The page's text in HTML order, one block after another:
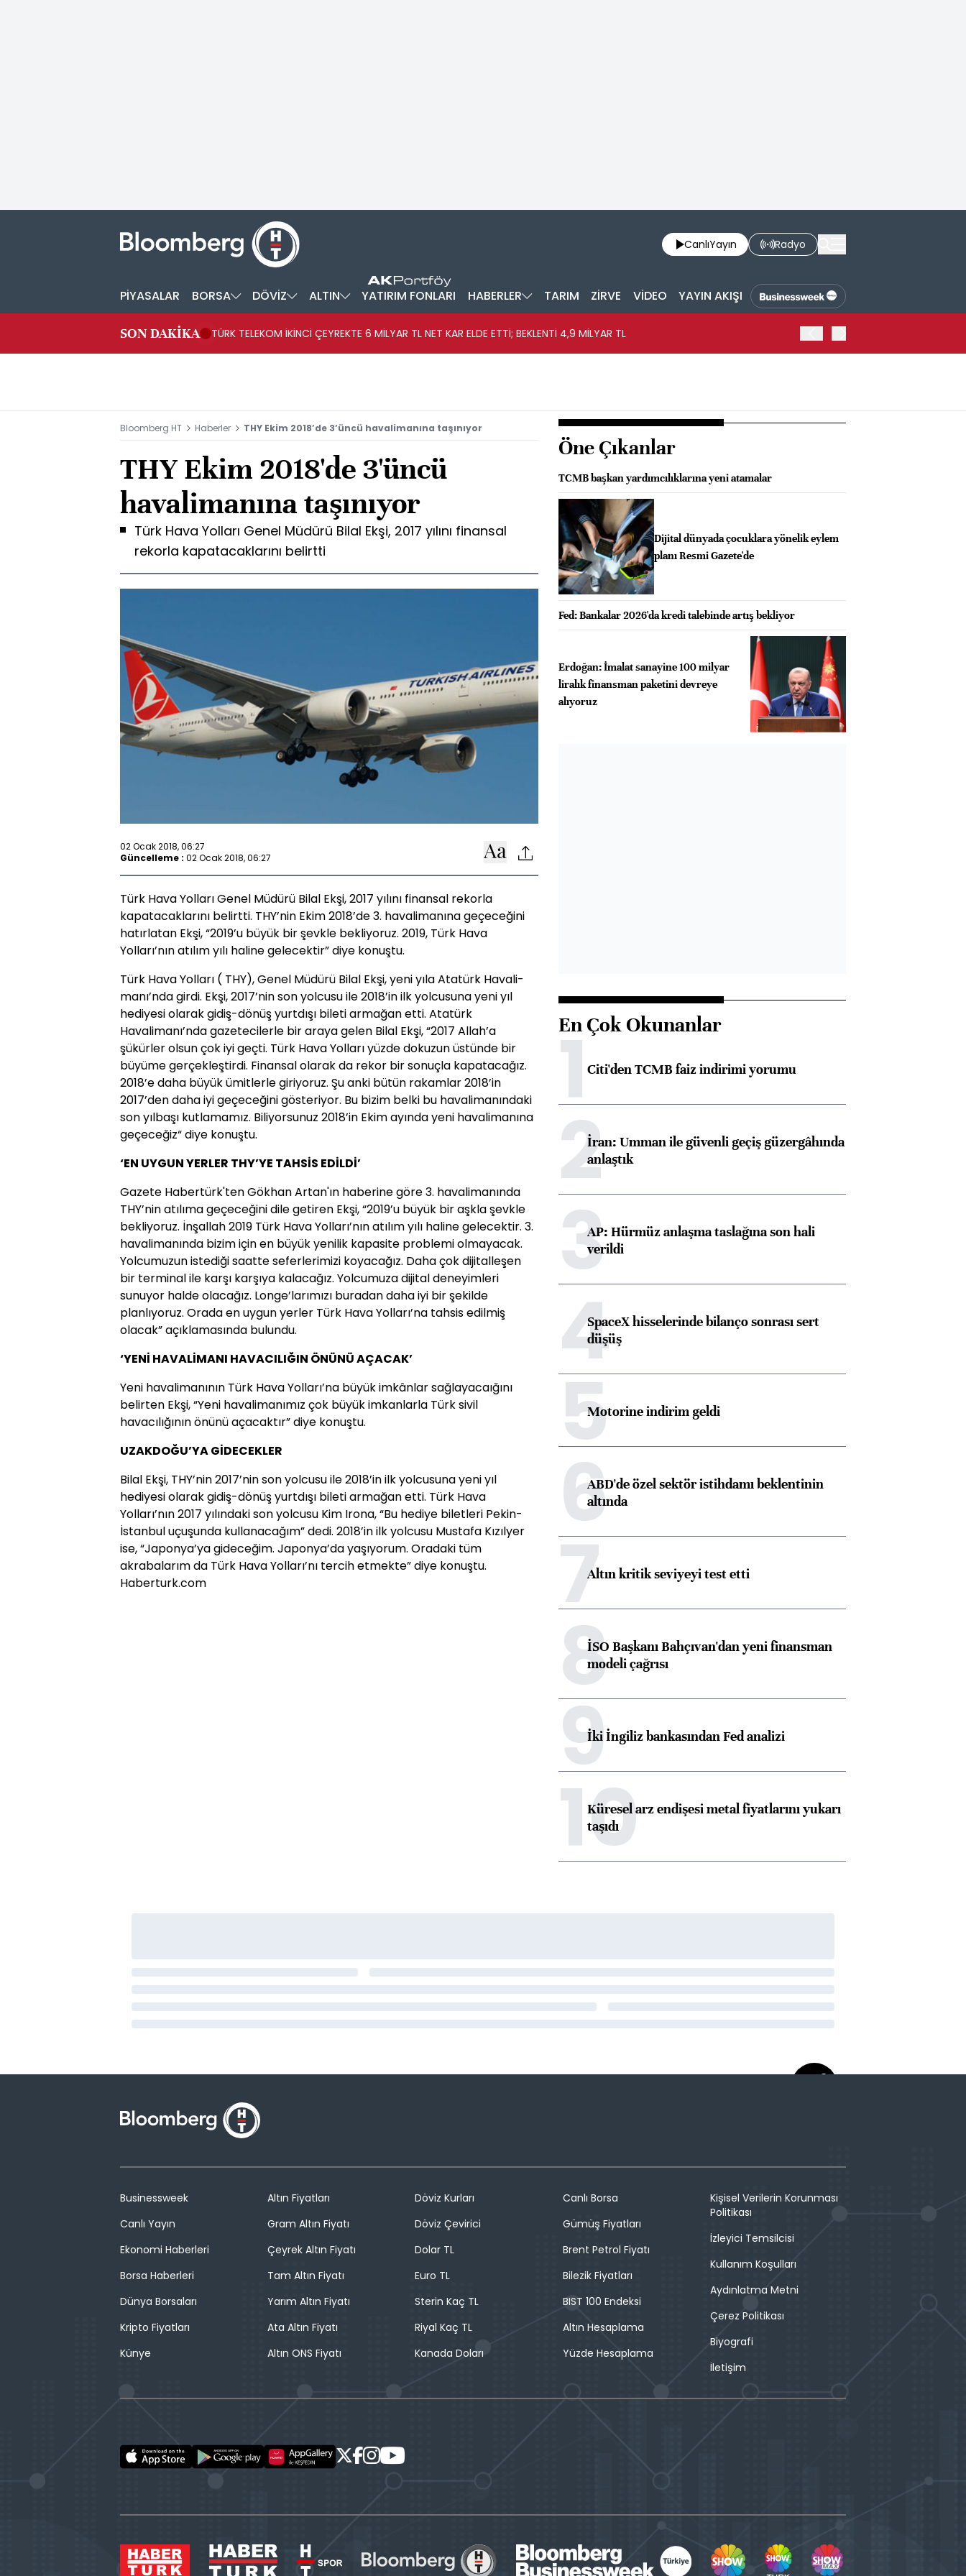
CanlıYayın Radyo
PİYASALAR BORSA DÖVİZ ALTIN YATIRIM FONLARI HABERLER TARIM ZİRVE VİDEO YAYIN AKIŞI
SON DAKİKA TÜRK TELEKOM İKİNCİ ÇEYREKTE 6 MİLYAR TL NET KAR ELDE ETTİ; BEKLENTİ 4,9 MİLYAR TL
Bloomberg HT Haberler THY Ekim 2018’de 3’üncü havalimanına taşınıyor
THY Ekim 2018'de 3'üncü
havalimanına taşınıyor
Türk Hava Yolları Genel Müdürü Bilal Ekşi, 2017 yılını finansal
rekorla kapatacaklarını belirtti
02 Ocak 2018, 06:27
Güncelleme : 02 Ocak 2018, 06:27
Türk Hava Yolları Genel Müdürü Bilal Ekşi, 2017 yılını finansal rekorla
kapatacaklarını belirtti. THY’nin Ekim 2018’de 3. havalimanına geçeceğini
hatırlatan Ekşi, “2019’u büyük bir şevkle bekliyoruz. 2019, Türk Hava
Yolları’nın atılım yılı haline gelecektir” diye konuştu.
Türk Hava Yolları ( THY), Genel Müdürü Bilal Ekşi, yeni yıla Atatürk Havali-
manı’nda girdi. Ekşi, 2017’nin son yolcusu ile 2018’in ilk yolcusuna yeni yıl
hediyesi olarak gidiş-dönüş yurtdışı bileti armağan etti. Atatürk
Havalimanı’nda gazetecilerle bir araya gelen Bilal Ekşi, “2017 Allah’a
şükürler olsun çok iyi geçti. Türk Hava Yolları yüzde dokuzun üstünde bir
büyüme gerçekleştirdi. Finansal olarak da rekor bir sonuçla kapatacağız.
2018’e daha büyük ümitlerle giriyoruz. Şu anki bütün rakamlar 2018’in
2017’den daha iyi geçeceğini gösteriyor. Bu bizim belki bu havalimanındaki
son yılbaşı kutlamamız. Biliyorsunuz 2018’in Ekim ayında yeni havalimanına
geçeceğiz“ diye konuştu.
‘EN UYGUN YERLER THY’YE TAHSİS EDİLDİ’
Gazete Habertürk'ten Gökhan Artan'ın haberine göre 3. havalimanında
THY’nin atılıma geçeceğini dile getiren Ekşi, “2019’u büyük bir aşkla şevkle
bekliyoruz. İnşallah 2019 Türk Hava Yolları’nın atılım yılı haline gelecektir. 3.
havalimanında bizim için en büyük yenilik kapasite problemi olmayacak.
Yolcumuzun istediği saatte seferlerimizi koyacağız. Daha çok dijitalleşen
bir terminal ile karşı karşıya kalacağız. Yolcumuza dijital deneyimleri
sunuyor halde olacağız. Longe’larımızı buradan daha iyi bir şekilde
planlıyoruz. Orada en uygun yerler Türk Hava Yolları’na tahsis edilmiş
olacak” açıklamasında bulundu.
‘YENİ HAVALİMANI HAVACILIĞIN ÖNÜNÜ AÇACAK’
Yeni havalimanının Türk Hava Yolları’na büyük imkânlar sağlayacaığını
belirten Ekşi, “Yeni havalimanımız çok büyük imkanlarla Türk sivil
havacılığının önünü açacaktır” diye konuştu.
UZAKDOĞU’YA GİDECEKLER
Bilal Ekşi, THY’nin 2017’nin son yolcusu ile 2018’in ilk yolcusuna yeni yıl
hediyesi olarak gidiş-dönüş yurtdışı bileti armağan etti. Türk Hava
Yolları’nın 2017 yılındaki son yolcusu Kim Irona, “Bu hediye biletleri Pekin-
İstanbul uçuşunda kullanacağım” dedi. 2018’in ilk yolcusu Mustafa Kızılyer
ise, “Japonya’ya gideceğim. Japonya’da yaşıyorum. Oradaki tüm
akrabalarım da Türk Hava Yolları’nı tercih etmekte” diye konuştu.
Haberturk.com
Öne Çıkanlar
TCMB başkan yardımcılıklarına yeni atamalar
Dijital dünyada çocuklara yönelik eylem
planı Resmi Gazete'de
Fed: Bankalar 2026'da kredi talebinde artış bekliyor
Erdoğan: İmalat sanayine 100 milyar
liralık finansman paketini devreye
alıyoruz
En Çok Okunanlar
1Citi'den TCMB faiz indirimi yorumu
2İran: Umman ile güvenli geçiş güzergâhında
anlaştık
3AP: Hürmüz anlaşma taslağına son hali
verildi
4SpaceX hisselerinde bilanço sonrası sert
düşüş
5Motorine indirim geldi
6ABD'de özel sektör istihdamı beklentinin
altında
7Altın kritik seviyeyi test etti
8İSO Başkanı Bahçıvan'dan yeni finansman
modeli çağrısı
9İki İngiliz bankasından Fed analizi
10
Küresel arz endişesi metal fiyatlarını yukarı
taşıdı
Businessweek
Canlı Yayın
Ekonomi Haberleri
Borsa Haberleri
Dünya Borsaları
Kripto Fiyatları
Künye
Altın Fiyatları
Gram Altın Fiyatı
Çeyrek Altın Fiyatı
Tam Altın Fiyatı
Yarım Altın Fiyatı
Ata Altın Fiyatı
Altın ONS Fiyatı
Döviz Kurları
Döviz Çevirici
Dolar TL
Euro TL
Sterin Kaç TL
Riyal Kaç TL
Kanada Doları
Canlı Borsa
Gümüş Fiyatları
Brent Petrol Fiyatı
Bilezik Fiyatları
BIST 100 Endeksi
Altın Hesaplama
Yüzde Hesaplama
Kişisel Verilerin Korunması
Politikası
İzleyici Temsilcisi
Kullanım Koşulları
Aydınlatma Metni
Çerez Politikası
Biyografi
İletişim